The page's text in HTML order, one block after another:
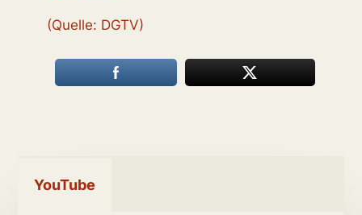
(Quelle: DGTV)
YouTube